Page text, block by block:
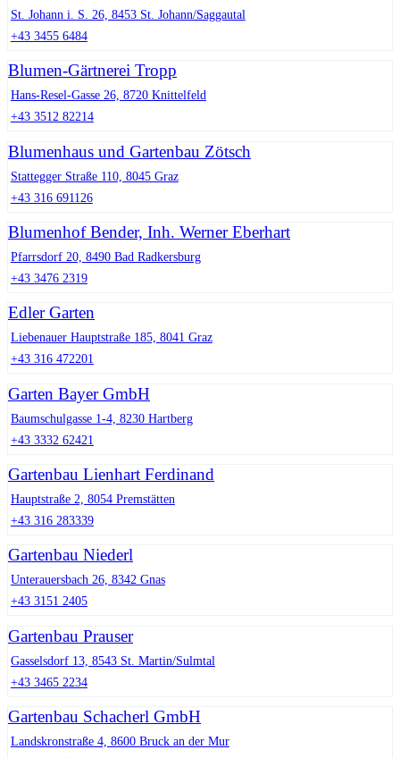
St. Johann i. S. 26, 8453 St. Johann/Saggautal
+43 3455 6484
Blumen-Gärtnerei Tropp
Hans-Resel-Gasse 26, 8720 Knittelfeld
+43 3512 82214
Blumenhaus und Gartenbau Zötsch
Stattegger Straße 110, 8045 Graz
+43 316 691126
Blumenhof Bender, Inh. Werner Eberhart
Pfarrsdorf 20, 8490 Bad Radkersburg
+43 3476 2319
Edler Garten
Liebenauer Hauptstraße 185, 8041 Graz
+43 316 472201
Garten Bayer GmbH
Baumschulgasse 1-4, 8230 Hartberg
+43 3332 62421
Gartenbau Lienhart Ferdinand
Hauptstraße 2, 8054 Premstätten
+43 316 283339
Gartenbau Niederl
Unterauersbach 26, 8342 Gnas
+43 3151 2405
Gartenbau Prauser
Gasselsdorf 13, 8543 St. Martin/Sulmtal
+43 3465 2234
Gartenbau Schacherl GmbH
Landskronstraße 4, 8600 Bruck an der Mur